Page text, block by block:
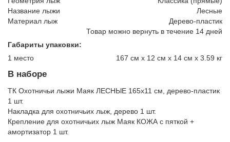
Название лыжи
Лесные
Материал лыж
Дерево-пластик
Товар можно вернуть в течение 14 дней
Габариты упаковки:
1 место
167 см x 12 см x 14 см x 3.59 кг
В наборе
ТК Охотничьи лыжи Маяк ЛЕСНЫЕ 165х11 см, дерево-пластик
1 шт.
Накладка для охотничьих лыж, дерево 1 шт.
Крепление для охотничьих лыж Маяк КОЖА с пяткой +
амортизатор 1 шт.